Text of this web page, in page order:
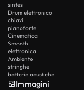
sintesi
Drum elettronico
chiavi
pianoforte
Cinematica
Smooth
elettronica
Ambiente
stringhe
batterie acustiche
Immagini